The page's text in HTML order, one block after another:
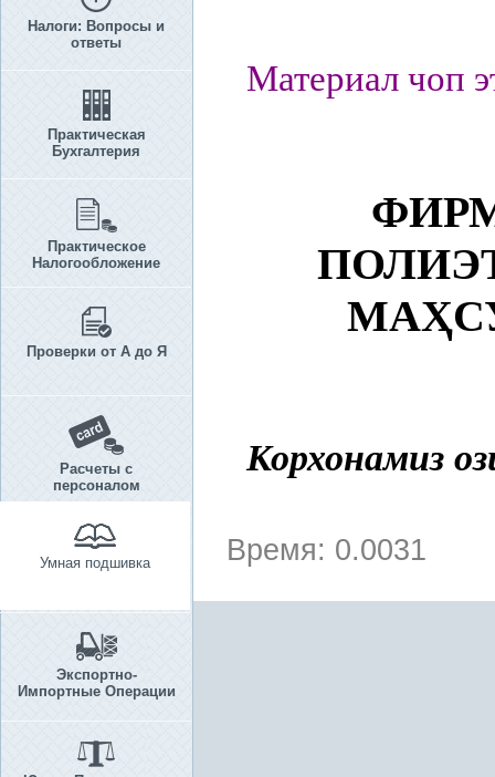
Налоги: Вопросы и
ответы
Практическая
Бухгалтерия
Практическое
Налогообложение
Проверки от А до Я
Расчеты с
персоналом
Умная подшивка
Экспортно-
Импортные Операции
Материал чоп
МАҲ
Корхонамиз
Время: 0.0031